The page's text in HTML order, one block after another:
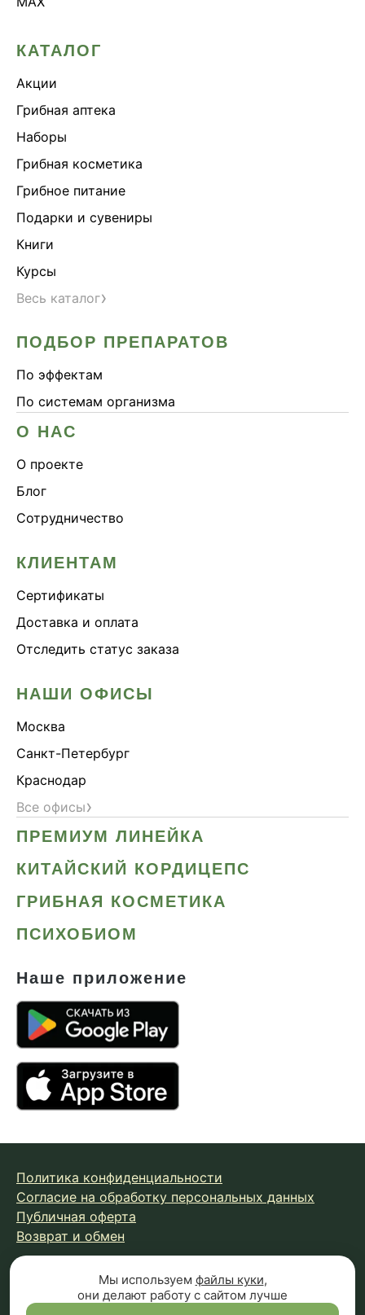
КАТАЛОГ
Акции
Грибная аптека
Наборы
Грибная косметика
Грибное питание
Подарки и сувениры
Книги
Курсы
Весь каталог›
ПОДБОР ПРЕПАРАТОВ
По эффектам
По системам организма
О НАС
О проекте
Блог
Сотрудничество
КЛИЕНТАМ
Сертификаты
Доставка и оплата
Отследить статус заказа
НАШИ ОФИСЫ
Москва
Санкт-Петербург
Краснодар
Все офисы›
ПРЕМИУМ ЛИНЕЙКА
КИТАЙСКИЙ КОРДИЦЕПС
ГРИБНАЯ КОСМЕТИКА
ПСИХОБИОМ
Наше приложение
Политика конфиденциальности
Согласие на обработку персональных данных
Публичная оферта
Возврат и обмен
© 2026 Fungiline — зарегистрированная торговая марка.
Копирование материалов с сайта запрещено.
Мы используем файлы куки,
они делают работу с сайтом лучше